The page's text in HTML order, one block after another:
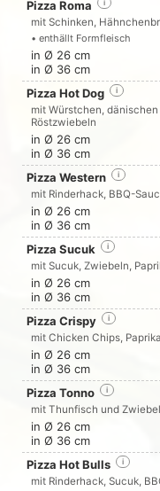
Pizza Roma
i
mit Schinken,
• enthällt Formfleisch
in Ø 26 cm
in Ø 36 cm
Pizza Hot Dog
i
mit Würstchen,
Röstzwiebeln
in Ø 26 cm
in Ø 36 cm
Pizza Western
i
mit Rinderhack, BBQ-
in Ø 26 cm
in Ø 36 cm
Pizza Sucuk
i
mit Sucuk, Zwiebeln,
in Ø 26 cm
in Ø 36 cm
Pizza Crispy
i
mit Chicken Chips,
in Ø 26 cm
in Ø 36 cm
Pizza Tonno
i
mit Thunfisch und
in Ø 26 cm
in Ø 36 cm
Pizza Hot Bulls
i
mit Rinderhack, Sucuk,